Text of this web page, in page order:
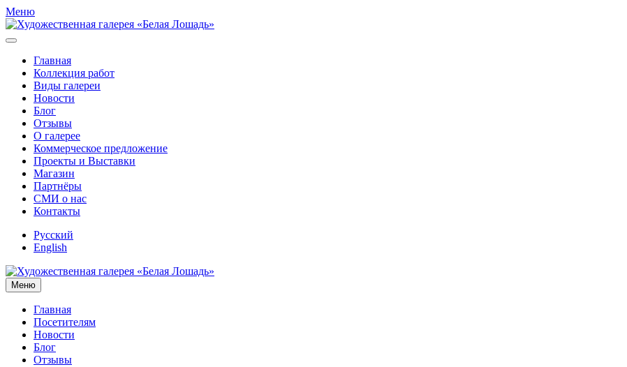
Меню
Главная
Коллекция работ
Виды галереи
Новости
Блог
Отзывы
О галерее
Коммерческое предложение
Проекты и Выставки
Магазин
Партнёры
СМИ о нас
Контакты
Русский
English
Меню
Главная
Посетителям
Новости
Блог
Отзывы